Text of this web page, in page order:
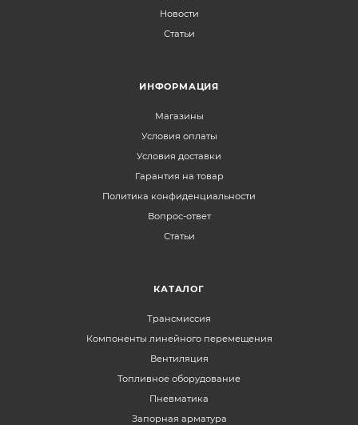
Новости
Статьи
ИНФОРМАЦИЯ
Магазины
Условия оплаты
Условия доставки
Гарантия на товар
Политика конфиденциальности
Вопрос-ответ
Статьи
КАТАЛОГ
Трансмиссия
Компоненты линейного перемещения
Вентиляция
Топливное оборудование
Пневматика
Запорная арматура